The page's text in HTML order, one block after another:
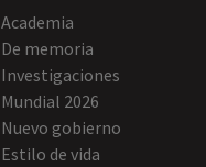
Academia
De memoria
Investigaciones
Mundial 2026
Nuevo gobierno
Estilo de vida